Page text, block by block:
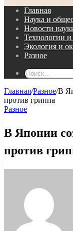
Главная
Наука и
Новости
Технологии
Экология и
Разное
Главная/Разное/В
против гриппа
Разное
В Японии
против